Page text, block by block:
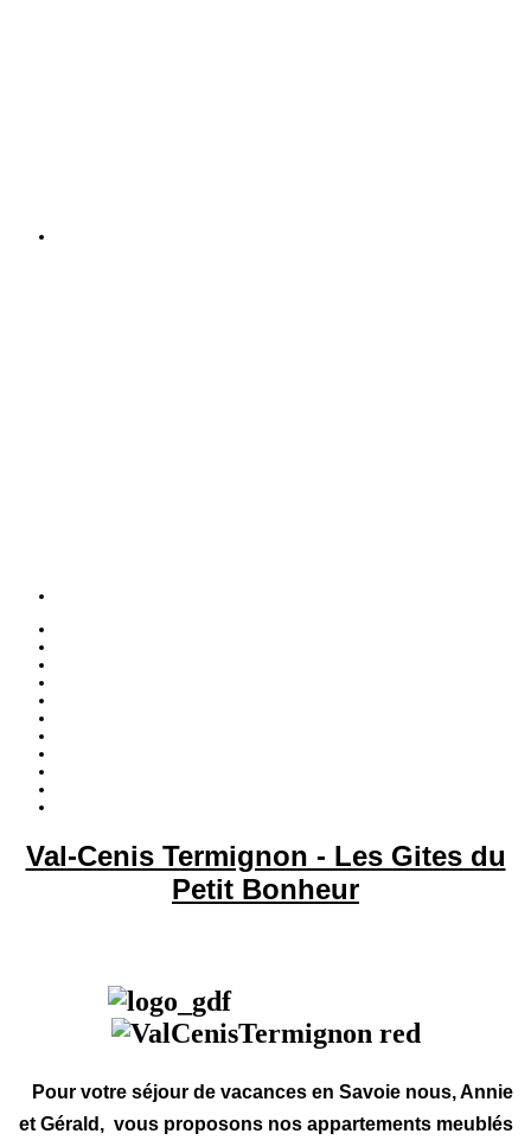
Val-Cenis Termignon - Les Gites du
Petit Bonheur
Pour votre séjour de vacances en Savoie nous, Annie
et Gérald, vous proposons nos appartements meublés